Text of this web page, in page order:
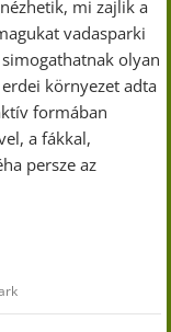
mi zajlik a
vadasparki
olyan
környezet adta
formában
a fákkal,
persze az